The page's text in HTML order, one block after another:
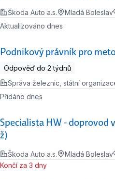
Škoda Auto a.s. Mladá Boleslav
Podnikový právník pro
Aktualizováno dnes
Odpověď do 2 týdnů
Správa železnic, státní
Specialista HW - doprovod
ž)
Přidáno dnes
Škoda Auto a.s. Mladá Boleslav
Končí za 3 dny